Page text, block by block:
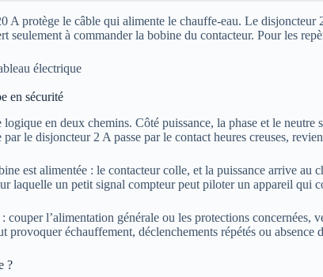
A protège le câble qui alimente le chauffe-eau. Le
seulement à commander la bobine du contacteur. Pour les
en sécurité
en deux chemins. Côté puissance, la phase et le
le disjoncteur 2 A passe par le contact heures creuses,
est alimentée : le contacteur colle, et la puissance arrive
laquelle un petit signal compteur peut piloter un appareil qui
l’alimentation générale ou les protections
échauffement, déclenchements répétés ou
?